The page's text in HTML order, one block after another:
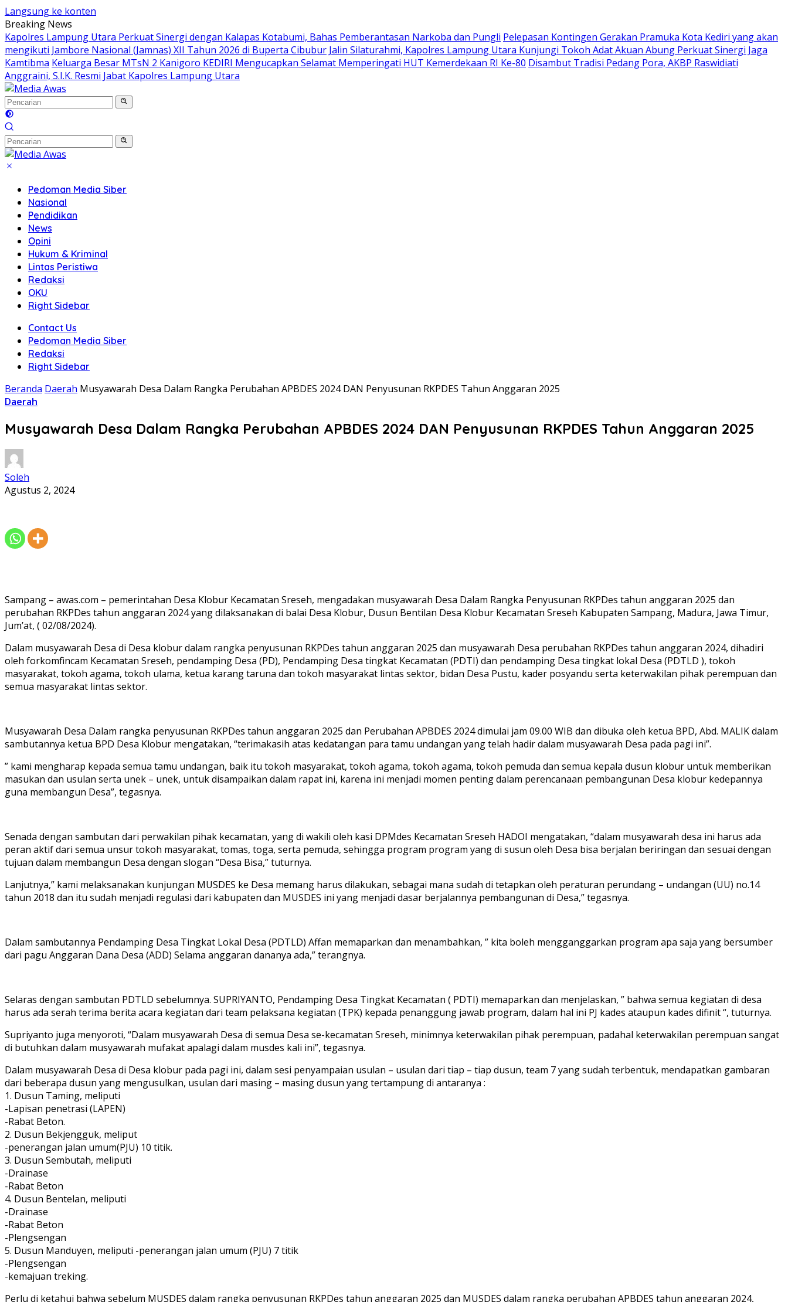
Langsung ke konten
Breaking News
Kapolres Lampung Utara Perkuat Sinergi dengan Kalapas Kotabumi, Bahas Pemberantasan Narkoba dan Pungli Pelepasan Kontingen Gerakan Pramuka Kota Kediri yang akan
mengikuti Jambore Nasional (Jamnas) XII Tahun 2026 di Buperta Cibubur Jalin Silaturahmi, Kapolres Lampung Utara Kunjungi Tokoh Adat Akuan Abung Perkuat Sinergi Jaga
Kamtibma Keluarga Besar MTsN 2 Kanigoro KEDIRI Mengucapkan Selamat Memperingati HUT Kemerdekaan RI Ke-80 Disambut Tradisi Pedang Pora, AKBP Raswidiati
Anggraini, S.I.K. Resmi Jabat Kapolres Lampung Utara
Pedoman Media Siber
Nasional
Pendidikan
News
Opini
Hukum & Kriminal
Lintas Peristiwa
Redaksi
OKU
Right Sidebar
Contact Us
Pedoman Media Siber
Redaksi
Right Sidebar
Beranda Daerah Musyawarah Desa Dalam Rangka Perubahan APBDES 2024 DAN Penyusunan RKPDES Tahun Anggaran 2025
Daerah
Musyawarah Desa Dalam Rangka Perubahan APBDES 2024 DAN Penyusunan RKPDES Tahun Anggaran 2025
Soleh
Agustus 2, 2024
Sampang – awas.com – pemerintahan Desa Klobur Kecamatan Sreseh, mengadakan musyawarah Desa Dalam Rangka Penyusunan RKPDes tahun anggaran 2025 dan
perubahan RKPDes tahun anggaran 2024 yang dilaksanakan di balai Desa Klobur, Dusun Bentilan Desa Klobur Kecamatan Sreseh Kabupaten Sampang, Madura, Jawa Timur,
Jum’at, ( 02/08/2024).
Dalam musyawarah Desa di Desa klobur dalam rangka penyusunan RKPDes tahun anggaran 2025 dan musyawarah Desa perubahan RKPDes tahun anggaran 2024, dihadiri
oleh forkomfincam Kecamatan Sreseh, pendamping Desa (PD), Pendamping Desa tingkat Kecamatan (PDTI) dan pendamping Desa tingkat lokal Desa (PDTLD ), tokoh
masyarakat, tokoh agama, tokoh ulama, ketua karang taruna dan tokoh masyarakat lintas sektor, bidan Desa Pustu, kader posyandu serta keterwakilan pihak perempuan dan
semua masyarakat lintas sektor.
Musyawarah Desa Dalam rangka penyusunan RKPDes tahun anggaran 2025 dan Perubahan APBDES 2024 dimulai jam 09.00 WIB dan dibuka oleh ketua BPD, Abd. MALIK dalam
sambutannya ketua BPD Desa Klobur mengatakan, “terimakasih atas kedatangan para tamu undangan yang telah hadir dalam musyawarah Desa pada pagi ini”.
” kami mengharap kepada semua tamu undangan, baik itu tokoh masyarakat, tokoh agama, tokoh agama, tokoh pemuda dan semua kepala dusun klobur untuk memberikan
masukan dan usulan serta unek – unek, untuk disampaikan dalam rapat ini, karena ini menjadi momen penting dalam perencanaan pembangunan Desa klobur kedepannya
guna membangun Desa”, tegasnya.
Senada dengan sambutan dari perwakilan pihak kecamatan, yang di wakili oleh kasi DPMdes Kecamatan Sreseh HADOI mengatakan, “dalam musyawarah desa ini harus ada
peran aktif dari semua unsur tokoh masyarakat, tomas, toga, serta pemuda, sehingga program program yang di susun oleh Desa bisa berjalan beriringan dan sesuai dengan
tujuan dalam membangun Desa dengan slogan “Desa Bisa,” tuturnya.
Lanjutnya,” kami melaksanakan kunjungan MUSDES ke Desa memang harus dilakukan, sebagai mana sudah di tetapkan oleh peraturan perundang – undangan (UU) no.14
tahun 2018 dan itu sudah menjadi regulasi dari kabupaten dan MUSDES ini yang menjadi dasar berjalannya pembangunan di Desa,” tegasnya.
Dalam sambutannya Pendamping Desa Tingkat Lokal Desa (PDTLD) Affan memaparkan dan menambahkan, ” kita boleh mengganggarkan program apa saja yang bersumber
dari pagu Anggaran Dana Desa (ADD) Selama anggaran dananya ada,” terangnya.
Selaras dengan sambutan PDTLD sebelumnya. SUPRIYANTO, Pendamping Desa Tingkat Kecamatan ( PDTI) memaparkan dan menjelaskan, ” bahwa semua kegiatan di desa
harus ada serah terima berita acara kegiatan dari team pelaksana kegiatan (TPK) kepada penanggung jawab program, dalam hal ini PJ kades ataupun kades difinit “, tuturnya.
Supriyanto juga menyoroti, “Dalam musyawarah Desa di semua Desa se-kecamatan Sreseh, minimnya keterwakilan pihak perempuan, padahal keterwakilan perempuan sangat
di butuhkan dalam musyawarah mufakat apalagi dalam musdes kali ini”, tegasnya.
Dalam musyawarah Desa di Desa klobur pada pagi ini, dalam sesi penyampaian usulan – usulan dari tiap – tiap dusun, team 7 yang sudah terbentuk, mendapatkan gambaran
dari beberapa dusun yang mengusulkan, usulan dari masing – masing dusun yang tertampung di antaranya :
1. Dusun Taming, meliputi
-Lapisan penetrasi (LAPEN)
-Rabat Beton.
2. Dusun Bekjengguk, meliput
-penerangan jalan umum(PJU) 10 titik.
3. Dusun Sembutah, meliputi
-Drainase
-Rabat Beton
4. Dusun Bentelan, meliputi
-Drainase
-Rabat Beton
-Plengsengan
5. Dusun Manduyen, meliputi -penerangan jalan umum (PJU) 7 titik
-Plengsengan
-kemajuan treking.
Perlu di ketahui bahwa sebelum MUSDES dalam rangka penyusunan RKPDes tahun anggaran 2025 dan MUSDES dalam rangka perubahan APBDES tahun anggaran 2024,